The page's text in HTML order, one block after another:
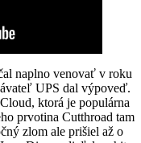
naplno venovať v roku
UPS dal výpoveď.
ktorá je populárna
prvotina Cutthroad tam
zlom ale prišiel až o